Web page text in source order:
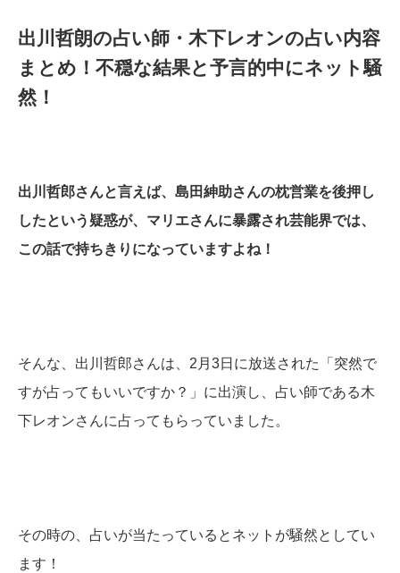
出川哲朗の占い師・木下レオンの占い内容
まとめ！不穏な結果と予言的中にネット騒
然！
出川哲郎さんと言えば、島田紳助さんの枕営業を後押し
したという疑惑が、マリエさんに暴露され芸能界では、
この話で持ちきりになっていますよね！
そんな、出川哲郎さんは、2月3日に放送された「突然で
すが占ってもいいですか？」に出演し、占い師である木
下レオンさんに占ってもらっていました。
その時の、占いが当たっているとネットが騒然としてい
ます！